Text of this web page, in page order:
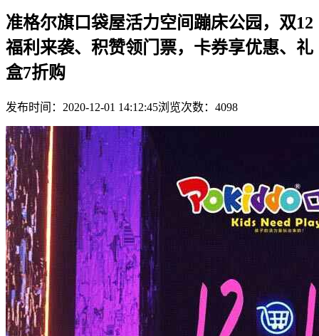
准格尔旗口袋屋活力空间蹦床公园，双12
福利来袭、积赞领门票，卡券享优惠、礼
盒7折购
发布时间： 2020-12-01 14:12:45浏览次数：4098